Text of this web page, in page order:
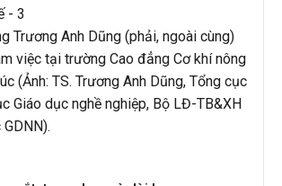
Trương Anh Dũng (phải, ngoài cùng)
việc tại trường Cao đẳng Cơ khí nông
(Ảnh: TS. Trương Anh Dũng, Tổng cục
Giáo dục nghề nghiệp, Bộ LĐ-TB&XH